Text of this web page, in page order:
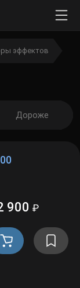
эффектов
Дороже
900 ₽